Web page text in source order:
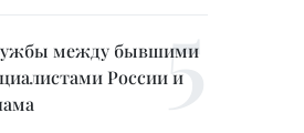
между бывшими
России и